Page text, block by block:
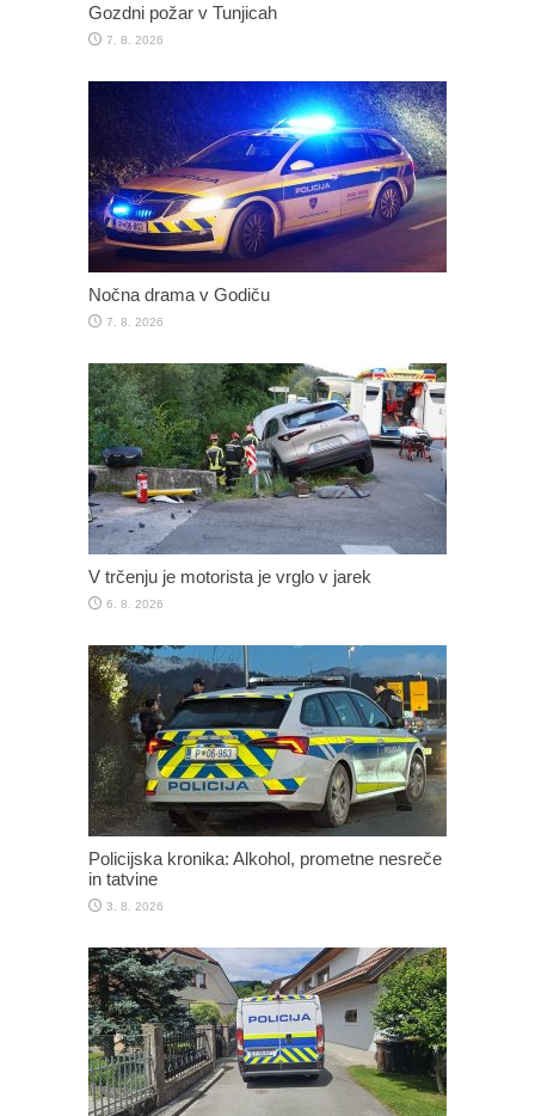
Gozdni požar v Tunjicah
7. 8. 2026
Nočna drama v Godiču
7. 8. 2026
V trčenju je motorista je vrglo v jarek
6. 8. 2026
Policijska kronika: Alkohol, prometne nesreče
in tatvine
3. 8. 2026